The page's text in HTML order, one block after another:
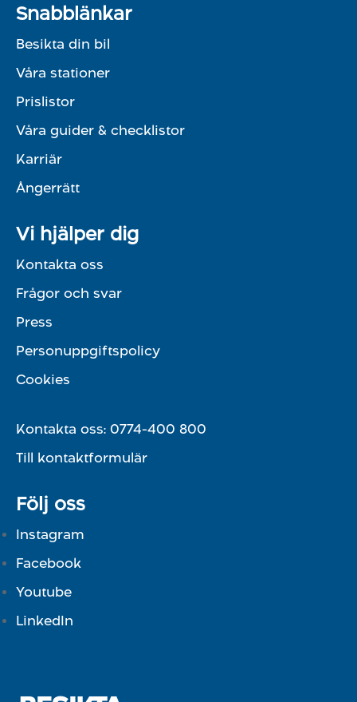
Snabblänkar
Besikta din bil
Våra stationer
Prislistor
Våra guider & checklistor
Karriär
Ångerrätt
Vi hjälper dig
Kontakta oss
Frågor och svar
Press
Personuppgiftspolicy
Cookies
Kontakta oss: 0774-400 800
Till kontaktformulär
Följ oss
Instagram
Facebook
Youtube
LinkedIn